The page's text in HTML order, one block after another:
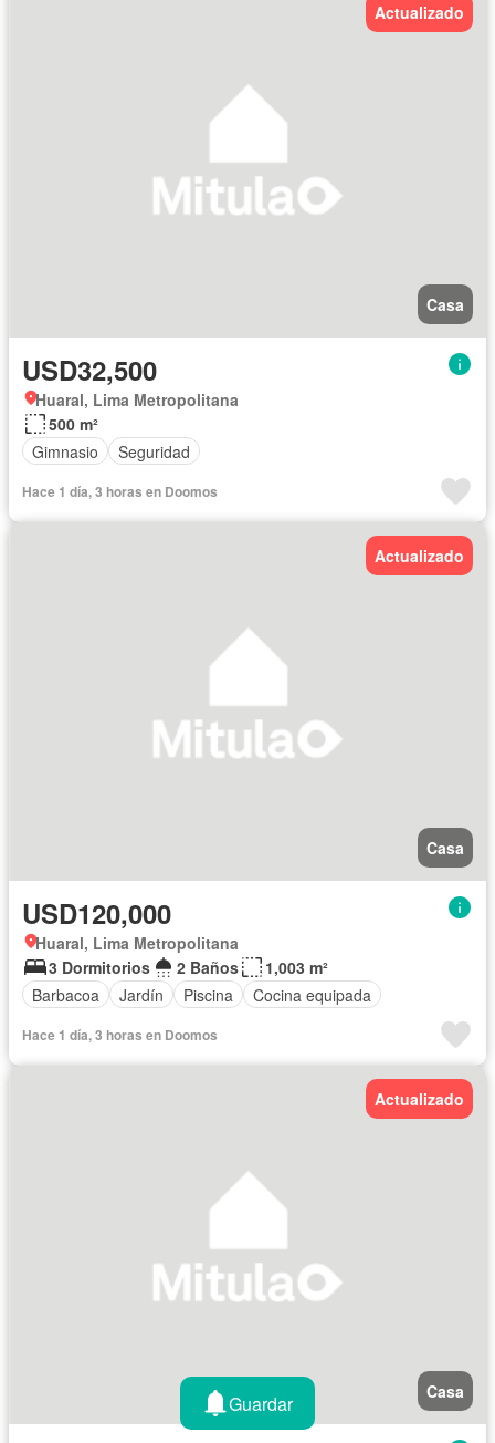
Actualizado
Casa
USD32,500
Huaral, Lima Metropolitana
500 m²
Gimnasio
Seguridad
Hace 1 día, 3 horas en Doomos
Actualizado
Casa
USD120,000
Huaral, Lima Metropolitana
3 Dormitorios
2 Baños
1,003 m²
Barbacoa
Jardín Piscina Cocina equipada
Hace 1 día, 3 horas en Doomos
Actualizado
Casa
Guardar